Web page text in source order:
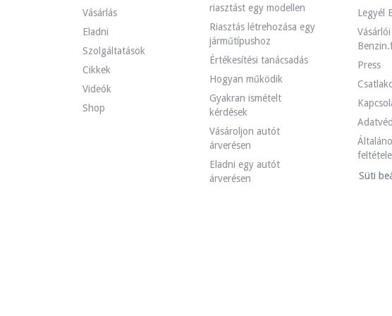
LÁTOGATÁSOK
ÉRTÉKESÍTÉS szakmai
GÉPJÁRMŰ-NYILVÁNTARTÁSI OKMÁNY
Francia
Videó
Ez az 1960-as, amerikai gyártmányú Austin Healey 3000 MK1 23 211
Vásárlás
Eladni
Szolgáltatások
Cikkek
Videók
Shop
riasztást egy modellen
Riasztás létrehozása egy
járműtípushoz
Értékesítési tanácsadás
Hogyan működik
Gyakran ismételt
kérdések
Vásároljon autót
árverésen
Eladni egy autót
árverésen
Legyél
Press
Süti